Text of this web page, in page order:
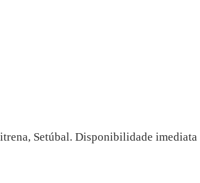
Setúbal. Disponibilidade imediata